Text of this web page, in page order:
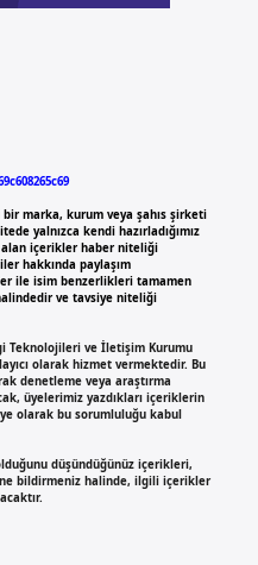
marka, kurum veya şahıs şirketi
yalnızca kendi hazırladığımız
alan içerikler haber niteliği
hakkında paylaşım
ile isim benzerlikleri tamamen
ve tavsiye niteliği
Teknolojileri ve İletişim Kurumu
olarak hizmet vermektedir. Bu
denetleme veya araştırma
üyelerimiz yazdıkları içeriklerin
olarak bu sorumluluğu kabul
düşündüğünüz içerikleri,
bildirmeniz halinde, ilgili içerikler